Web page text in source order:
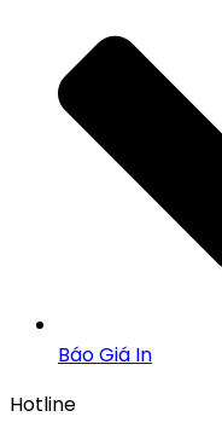
Báo Giá In
Hotline